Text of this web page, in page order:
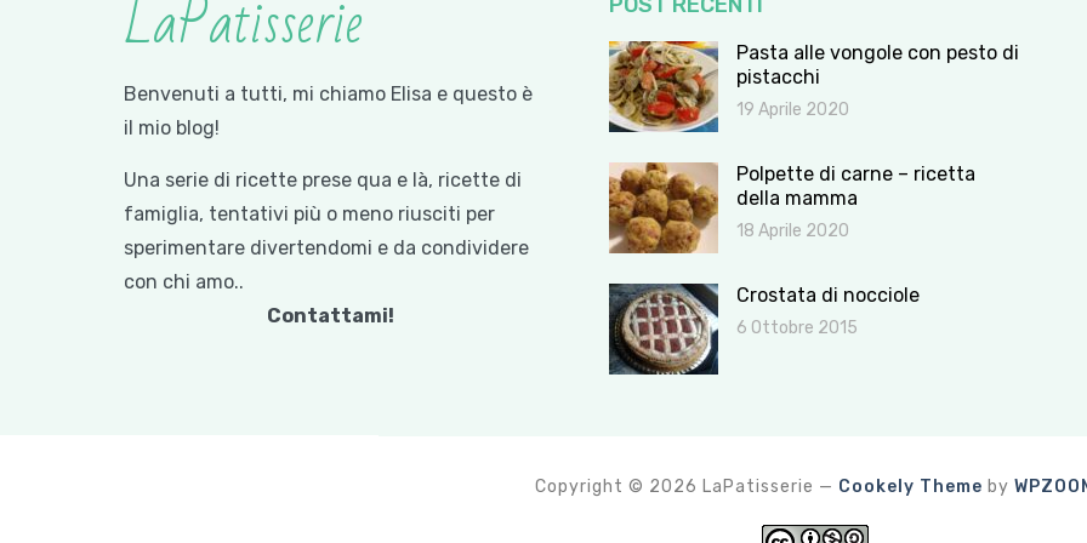
LaPatisserie
Benvenuti a tutti, mi chiamo Elisa e questo è
il mio blog!
Una serie di ricette prese qua e là, ricette di
famiglia, tentativi più o meno riusciti per
sperimentare divertendomi e da condividere
con chi amo..
Contattami!
Pasta alle vongole con pesto di
pistacchi
19 Aprile 2020
Polpette di carne – ricetta
della mamma
18 Aprile 2020
Crostata di nocciole
6 Ottobre 2015
Copyright © 2026 LaPatisserie — Cookely Theme by